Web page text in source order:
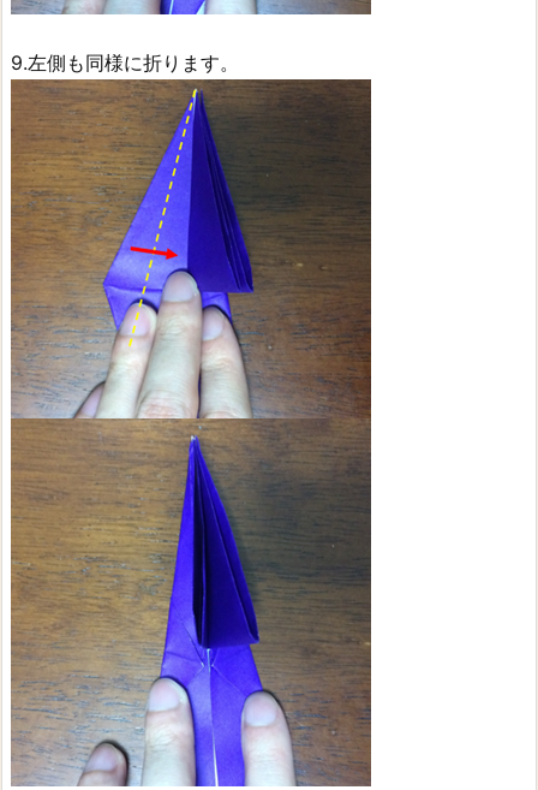
9.左側も同様に折ります。